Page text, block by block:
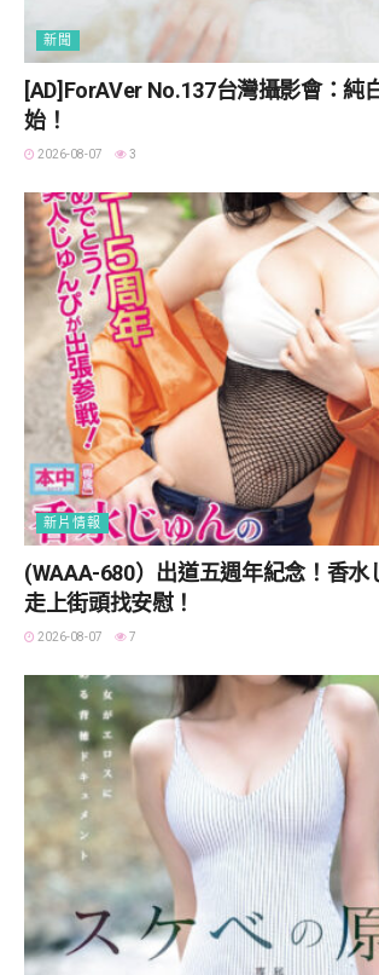
新聞
[AD]ForAVer No.137台灣攝影會：純
始！
2026-08-07 3
新片情報
(WAAA-680）出道五週年紀念！香水
走上街頭找安慰！
2026-08-07 7